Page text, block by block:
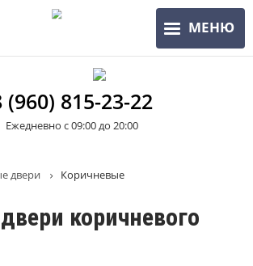
МЕНЮ
(960) 815-23-22
Ежедневно с 09:00 до 20:00
двери Коричневые
коричневого